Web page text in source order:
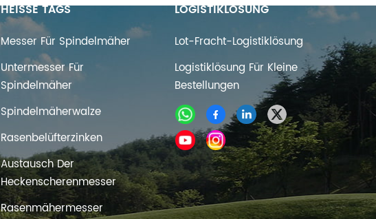
HEISSE TAGS
Messer Für Spindelmäher
Untermesser Für
Spindelmäher
Spindelmäherwalze
Rasenbelüfterzinken
Austausch Der
Heckenscherenmesser
Rasenmähermesser
LOGISTIKLÖSUNG
Lot-Fracht-Logistiklösung
Logistiklösung Für Kleine
Bestellungen